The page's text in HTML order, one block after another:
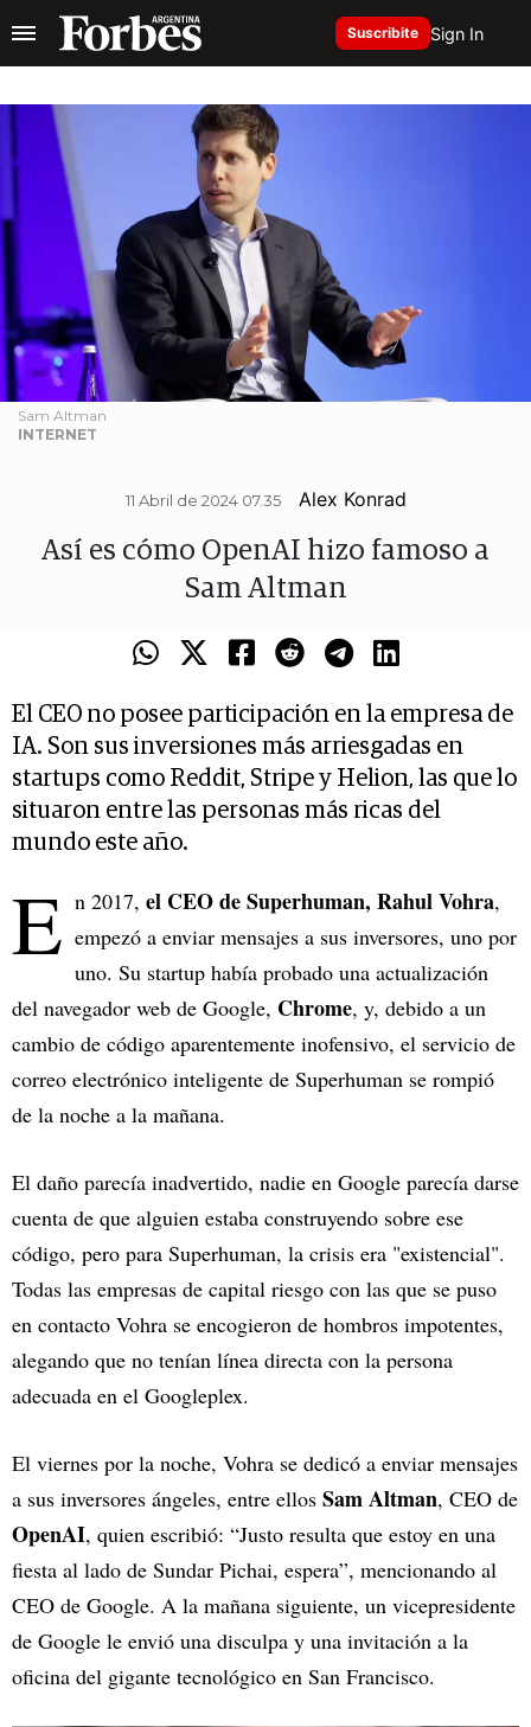
Suscribite Sign In
Sam Altman
INTERNET
11 Abril de 2024 07.35 Alex Konrad
Así es cómo OpenAI hizo famoso a
Sam Altman
El CEO no posee participación en la empresa de
IA. Son sus inversiones más arriesgadas en
startups como Reddit, Stripe y Helion, las que lo
situaron entre las personas más ricas del
mundo este año.
E n 2017, el CEO de Superhuman, Rahul Vohra,
empezó a enviar mensajes a sus inversores, uno por
uno. Su startup había probado una actualización
del navegador web de Google, Chrome, y, debido a un
cambio de código aparentemente inofensivo, el servicio de
correo electrónico inteligente de Superhuman se rompió
de la noche a la mañana.
El daño parecía inadvertido, nadie en Google parecía darse
cuenta de que alguien estaba construyendo sobre ese
código, pero para Superhuman, la crisis era "existencial".
Todas las empresas de capital riesgo con las que se puso
en contacto Vohra se encogieron de hombros impotentes,
alegando que no tenían línea directa con la persona
adecuada en el Googleplex.
El viernes por la noche, Vohra se dedicó a enviar mensajes
a sus inversores ángeles, entre ellos Sam Altman, CEO de
OpenAI, quien escribió: “Justo resulta que estoy en una
fiesta al lado de Sundar Pichai, espera”, mencionando al
CEO de Google. A la mañana siguiente, un vicepresidente
de Google le envió una disculpa y una invitación a la
oficina del gigante tecnológico en San Francisco.